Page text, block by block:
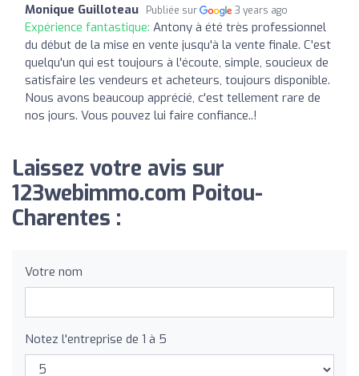
Monique Guilloteau Publiée sur 3 years ago
Expérience fantastique: Antony à été très professionnel
du début de la mise en vente jusqu'à la vente finale. C'est
quelqu'un qui est toujours à l'écoute, simple, soucieux de
satisfaire les vendeurs et acheteurs, toujours disponible.
Nous avons beaucoup apprécié, c'est tellement rare de
nos jours. Vous pouvez lui faire confiance..!
Laissez votre avis sur
123webimmo.com Poitou-
Charentes :
Votre nom
Notez l'entreprise de 1 à 5